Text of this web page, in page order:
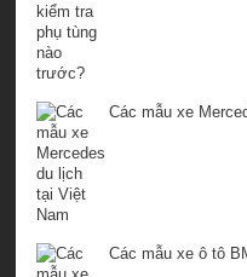
Các mẫu xe
Các mẫu xe ô tô